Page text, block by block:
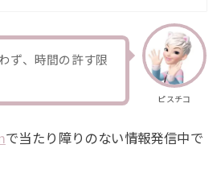
ピスチコ
ず、時間の許す限
で当たり障りのない情報発信中で